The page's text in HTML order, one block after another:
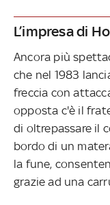
L’impresa di
Ancora più
che nel 1983
freccia con
opposta c'è il
di oltrepassare il
bordo di un
la fune,
grazie ad una